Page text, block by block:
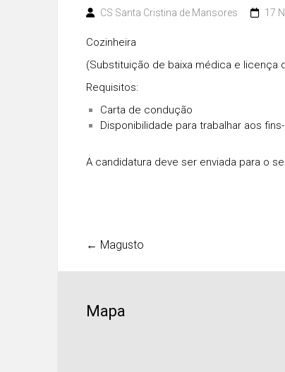
CS Santa Cristina de Mansores 17
Cozinheira
(Substituição de baixa médica e
Requisitos:
Carta de condução
Disponibilidade para trabalhar aos
A candidatura deve ser enviada para o
← Magusto
Mapa